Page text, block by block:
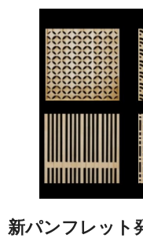
新パンフレット